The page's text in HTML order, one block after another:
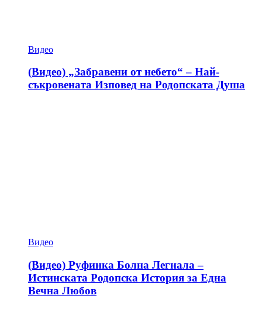
Видео
(Видео) „Забравени от небето“ – Най-
съкровената Изповед на Родопската Душа
Видео
(Видео) Руфинка Болна Легнала –
Истинската Родопска История за Една
Вечна Любов